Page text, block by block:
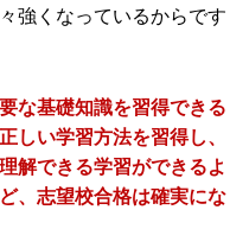
強くなっているからです
な基礎知識を習得できる
しい学習方法を習得し、
解できる学習ができるよ
、志望校合格は確実にな